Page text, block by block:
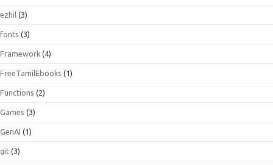
ezhil (3)
fonts (3)
Framework (4)
FreeTamilEbooks (1)
Functions (2)
Games (3)
GenAI (1)
git (3)